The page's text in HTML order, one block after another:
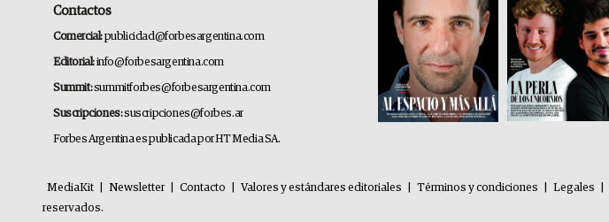
Contactos
Comercial:publicidad@forbesargentina.com
Editorial:info@forbesargentina.com
Summit:summitforbes@forbesargentina.com
Suscripciones:suscripciones@forbes.ar
Forbes Argentina es publicada por HT Media SA.
MediaKit Newsletter Contacto Valores y estándares editoriales Términos y condiciones Legales
reservados.